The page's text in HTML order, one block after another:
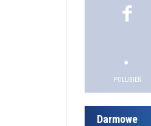
..
POLUBIEŃ
Darmowe